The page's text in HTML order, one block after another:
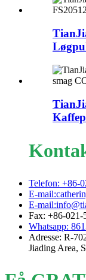
Telefon: +86-
E-
E-
Fax: +86-021-
Whatsapp:
Adresse: R-
Jiading Area,